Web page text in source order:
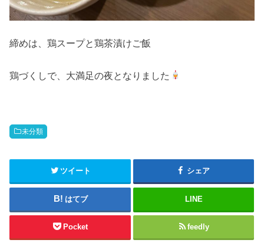
締めは、鶏スープと鶏茶漬けご飯
鶏づくしで、大満足の夜となりました
未分類
ツイート シェア
はてブ LINE
Pocket feedly